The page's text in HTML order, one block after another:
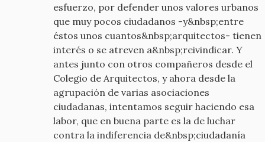
esfuerzo, por defender unos valores urbanos
que muy pocos ciudadanos -y&nbsp;entre
éstos unos cuantos&nbsp;arquitectos- tienen
interés o se atreven a&nbsp;reivindicar. Y
antes junto con otros compañeros desde el
Colegio de Arquitectos, y ahora desde la
agrupación de varias asociaciones
ciudadanas, intentamos seguir haciendo esa
labor, que en buena parte es la de luchar
contra la indiferencia de&nbsp;ciudadanía